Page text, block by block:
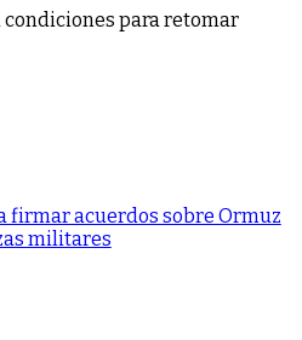
condiciones para retomar
firmar acuerdos sobre Ormuz
militares